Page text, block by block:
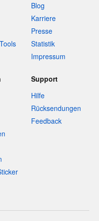
Blog
Karriere
Presse
Statistik
Impressum
Support
Hilfe
Rücksendungen
Feedback